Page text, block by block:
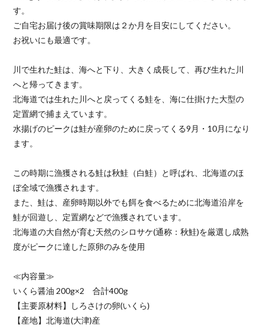
す。
ご自宅お届け後の賞味期限は２か月を目安にしてください。
お祝いにも最適です。
川で生れた鮭は、海へと下り、大きく成長して、再び生れた川
へと帰ってきます。
北海道では生れた川へと戻ってくる鮭を、海に仕掛けた大型の
定置網で捕まえています。
水揚げのピークは鮭が産卵のために戻ってくる9月・10月になり
ます。
この時期に漁獲される鮭は秋鮭（白鮭）と呼ばれ、北海道のほ
ぼ全域で漁獲されます。
また、鮭は、産卵時期以外でも餌を食べるために北海道沿岸を
鮭が回遊し、定置網などで漁獲されています。
北海道の大自然が育む天然のシロサケ(通称：秋鮭)を厳選し成熟
度がピークに達した原卵のみを使用
≪内容量≫
いくら醤油 200g×2 合計400g
【主要原材料】しろさけの卵(いくら)
【産地】北海道(大津)産